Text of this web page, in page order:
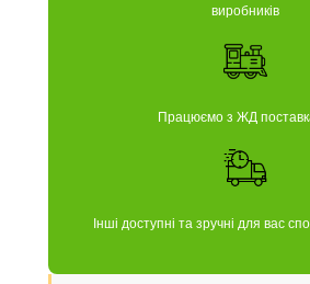
виробників
Працюємо з ЖД
Інші доступні та зручні для вас